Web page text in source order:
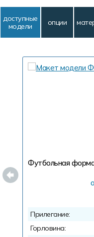
доступные
модели
опции
Футбольная
Прилегание:
Горловина: